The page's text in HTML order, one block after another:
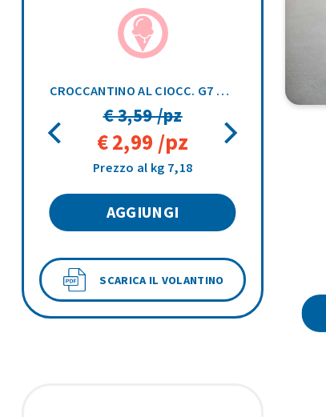
CROCCANTINO AL CIOCC. G7 VASCHETTA 500G
€ 3,59 /pz
€ 2,99 /pz
Prezzo al kg 7,18
AGGIUNGI
SCARICA IL VOLANTINO